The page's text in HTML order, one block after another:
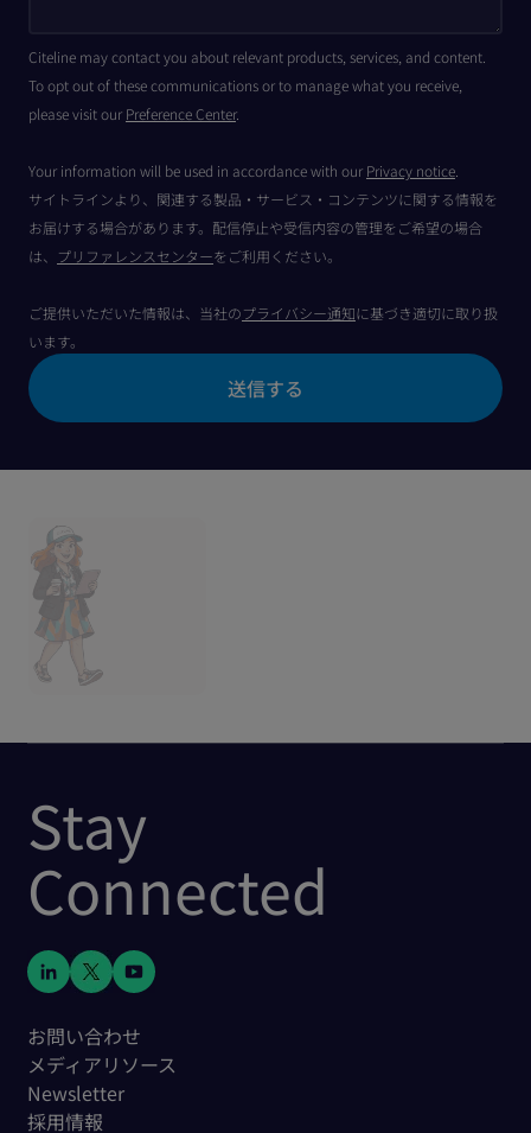
Citeline may contact you about relevant products, services, and content.
To opt out of these communications or to manage what you receive,
please visit our Preference Center.
Your information will be used in accordance with our Privacy notice
サイトラインより、関連する製品・サービス・コンテンツに関する情報を
お届けする場合があります。配信停止や受信内容の管理をご希望の場合
は、
プリファレンスセンターをご利用ください。
ご提供いただいた情報は、当社のプライバシー通知に基づき適切に取り扱
います。
Stay
Connected
お問い合わせ
メディアリソース
Newsletter
採用情報